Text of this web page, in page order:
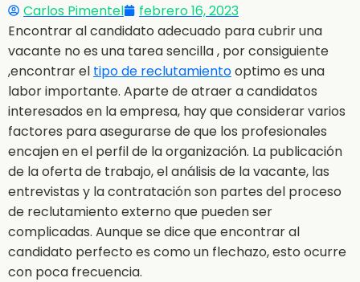
Carlos Pimentel
febrero 16, 2023
Encontrar al candidato adecuado para cubrir una
vacante no es una tarea sencilla , por consiguiente
,encontrar el tipo de reclutamientooptimo es una
labor importante. Aparte de atraer a candidatos
interesados en la empresa, hay que considerar varios
factores para asegurarse de que los profesionales
encajen en el perfil de la organización. La publicación
de la oferta de trabajo, el análisis de la vacante, las
entrevistas y la contratación son partes del proceso
de reclutamiento externo que pueden ser
complicadas. Aunque se dice que encontrar al
candidato perfecto es como un flechazo, esto ocurre
con poca frecuencia.